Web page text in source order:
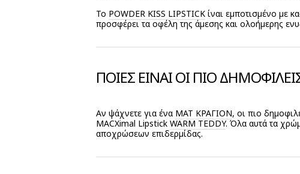
Το POWDER KISS LIPSTICK ίναι εμποτισμένο με
προσφέρει τα οφέλη της άμεσης και ολοήμερης
ΠΟΙΕΣ ΕΙΝΑΙ ΟΙ ΠΙΟ
Αν ψάχνετε για ένα ΜΑΤ ΚΡΑΓΙΌΝ, οι πιο
MACXimal Lipstick WARM TEDDY. Όλα αυτά τα
αποχρώσεων επιδερμίδας.